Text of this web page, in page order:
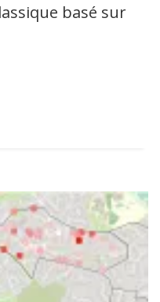
basé sur